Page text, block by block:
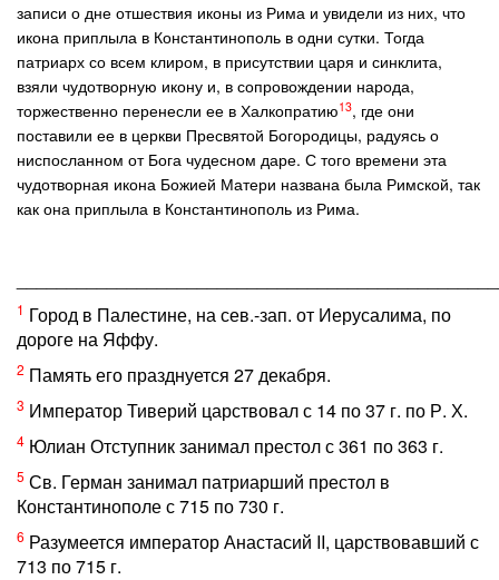
записи о дне отшествия иконы из Рима и увидели из них, что
икона приплыла в Константинополь в одни сутки. Тогда
патриарх со всем клиром, в присутствии царя и синклита,
взяли чудотворную икону и, в сопровождении народа,
торжественно перенесли ее в Халкопратию13, где они
поставили ее в церкви Пресвятой Богородицы, радуясь о
ниспосланном от Бога чудесном даре. С того времени эта
чудотворная икона Божией Матери названа была Римской, так
как она приплыла в Константинополь из Рима.
1 Город в Палестине, на сев.-зап. от Иерусалима, по
дороге на Яффу.
2 Память его празднуется 27 декабря.
3 Император Тиверий царствовал с 14 по 37 г. по Р. Х.
4 Юлиан Отступник занимал престол с 361 по 363 г.
5 Св. Герман занимал патриарший престол в
Константинополе с 715 по 730 г.
6 Разумеется император Анастасий II, царствовавший с
713 по 715 г.